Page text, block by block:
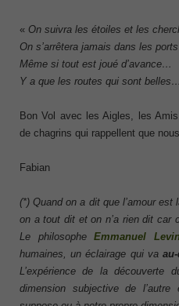
« On suivra les étoiles et les
On s’arrêtera jamais dans les
Même si tout est joué d’avance…
Y a que les routes qui sont belles…
Bon Vol avec les Aigles, les
de chagrins qui rappellent que
Fabian
(*) Quand on a dit que l’amour est
on a tout dit et on n’a rien dit car
Le philosophe Emmanuel
humaines, un éclairage qui va
L’expérience de la découverte
dimension subjective de